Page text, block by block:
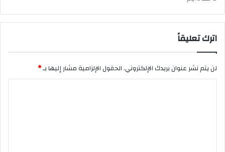
اترك تعليقاً
لن يتم نشر عنوان بريدك الإلكتروني.الحقول الإلزامية مشار إليها بـ*